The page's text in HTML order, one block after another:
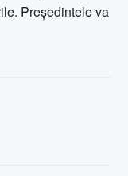
Președintele va